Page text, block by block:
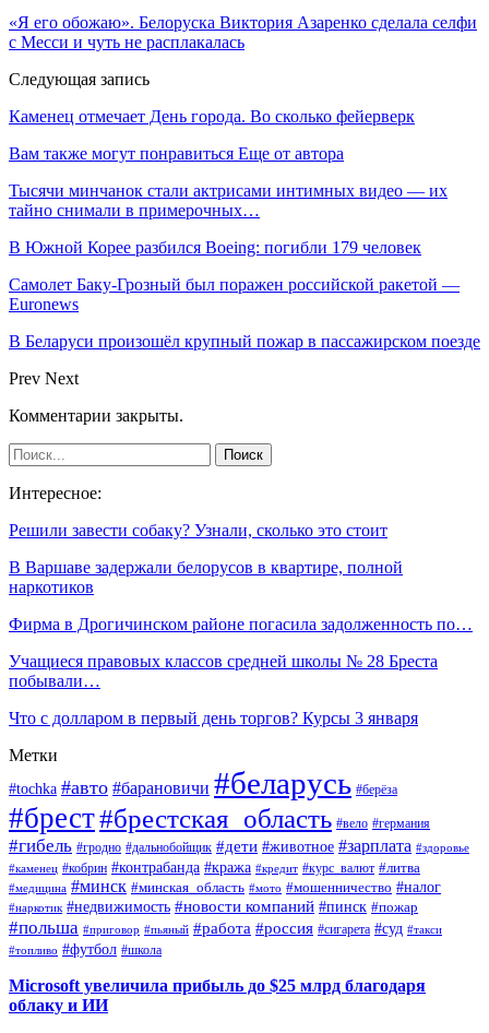
«Я его обожаю». Белоруска Виктория Азаренко сделала селфи
с Месси и чуть не расплакалась
Следующая запись
Каменец отмечает День города. Во сколько фейерверк
Вам также могут понравиться Еще от автора
Тысячи минчанок стали актрисами интимных видео — их
тайно снимали в примерочных…
В Южной Корее разбился Boeing: погибли 179 человек
Самолет Баку-Грозный был поражен российской ракетой —
Euronews
В Беларуси произошёл крупный пожар в пассажирском поезде
Prev Next
Комментарии закрыты.
Интересное:
Решили завести собаку? Узнали, сколько это стоит
В Варшаве задержали белорусов в квартире, полной
наркотиков
Фирма в Дрогичинском районе погасила задолженность по…
Учащиеся правовых классов средней школы № 28 Бреста
побывали…
Что с долларом в первый день торгов? Курсы 3 января
Метки
#tochka #авто #барановичи #беларусь #берёза
#брест#брестская_область #вело #германия
#гибель #гродно #дальнобойщик #дети #животное #зарплата #здоровье
#каменец #кобрин #контрабанда #кража #кредит #курс_валют #литва
#медицина #минск #минская_область #мото #мошенничество #налог
#наркотик #недвижимость #новости компаний #пинск #пожар
#польша #приговор #пьяный #работа #россия #сигарета #суд #такси
#топливо #футбол #школа
Microsoft увеличила прибыль до $25 млрд благодаря
облаку и ИИ